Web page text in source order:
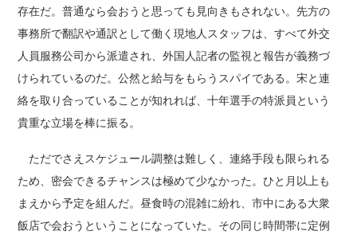
存在だ。普通なら会おうと思っても見向きもされない。先方の
事務所で翻訳や通訳として働く現地人スタッフは、すべて外交
人員服務公司から派遣され、外国人記者の監視と報告が義務づ
けられているのだ。公然と給与をもらうスパイである。宋と連
絡を取り合っていることが知れれば、十年選手の特派員という
貴重な立場を棒に振る。
ただでさえスケジュール調整は難しく、連絡手段も限られる
ため、密会できるチャンスは極めて少なかった。ひと月以上も
まえから予定を組んだ。昼食時の混雑に紛れ、市中にある大衆
飯店で会おうということになっていた。その同じ時間帯に定例